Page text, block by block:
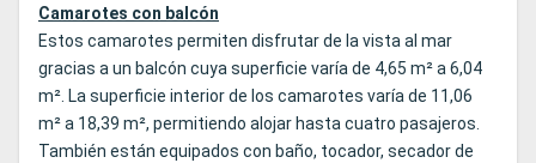
Camarotes con balcón
Estos camarotes permiten disfrutar de la vista al mar
gracias a un balcón cuya superficie varía de 4,65 m² a 6,04
m². La superficie interior de los camarotes varía de 11,06
m² a 18,39 m², permitiendo alojar hasta cuatro pasajeros.
También están equipados con baño, tocador, secador de